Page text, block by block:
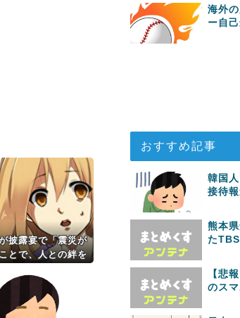
披露宴で「震災が
とで、人との絆を
被災した親戚がい
忘れられない結婚
式となり…
海外
ー自
おすすめ記事
韓国
接待
熊本
た
【悲
のス